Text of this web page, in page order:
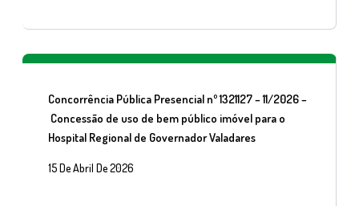
Concorrência Pública Presencial nº 1321127 – 11/2026 –
Concessão de uso de bem público imóvel para o
Hospital Regional de Governador Valadares
15 De Abril De 2026